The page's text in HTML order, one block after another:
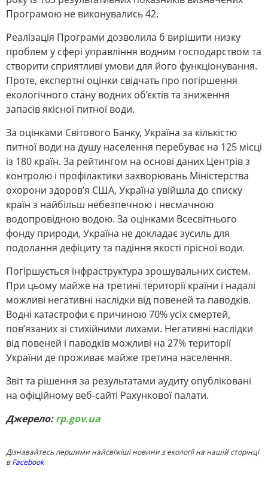
Програмою не виконувались 42.
Реалізація Програми дозволила б вирішити низку
проблем у сфері управління водним господарством та
створити сприятливі умови для його функціонування.
Проте, експертні оцінки свідчать про погіршення
екологічного стану водних об’єктів та зниження
запасів якісної питної води.
За оцінками Світового Банку, Україна за кількістю
питної води на душу населення перебуває на 125 місці
із 180 країн. За рейтингом на основі даних Центрів з
контролю і профілактики захворювань Міністерства
охорони здоров’я США, Україна увійшла до списку
країн з найбільш небезпечною і несмачною
водопровідною водою. За оцінками Всесвітнього
фонду природи, Україна не докладає зусиль для
подолання дефіциту та падіння якості прісної води.
Погіршується інфраструктура зрошувальних систем.
При цьому майже на третині території країни і надалі
можливі негативні наслідки від повеней та паводків.
Водні катастрофи є причиною 70% усіх смертей,
пов’язаних зі стихійними лихами. Негативні наслідки
від повеней і паводків можливі на 27% території
України де проживає майже третина населення.
Звіт та рішення за результатами аудиту опубліковані
на офіційному веб-сайті Рахункової палати.
Джерело:rp.gov.ua
Дізнавайтесь першими найсвіжіші новини з екології на нашій сторінці
вFacebook